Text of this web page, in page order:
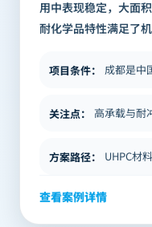
用中表现稳定，大面
耐化学品特性满足了
航空维修机库场景的
项目条件：
关注点：
方案路径：
查看案例详情